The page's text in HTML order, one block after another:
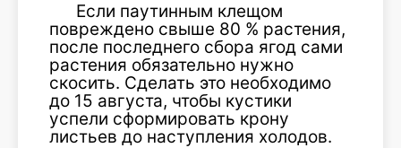
Если паутинным клещом
повреждено свыше 80 % растения,
после последнего сбора ягод сами
растения обязательно нужно
скосить. Сделать это необходимо
до 15 августа, чтобы кустики
успели сформировать крону
листьев до наступления холодов.